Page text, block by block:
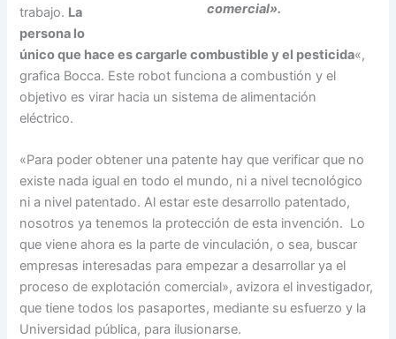
comercial».
trabajo. La
persona lo
único que hace es cargarle combustible y el pesticida«,
grafica Bocca. Este robot funciona a combustión y el
objetivo es virar hacia un sistema de alimentación
eléctrico.
«Para poder obtener una patente hay que verificar que no
existe nada igual en todo el mundo, ni a nivel tecnológico
ni a nivel patentado. Al estar este desarrollo patentado,
nosotros ya tenemos la protección de esta invención. Lo
que viene ahora es la parte de vinculación, o sea, buscar
empresas interesadas para empezar a desarrollar ya el
proceso de explotación comercial», avizora el investigador,
que tiene todos los pasaportes, mediante su esfuerzo y la
Universidad pública, para ilusionarse.